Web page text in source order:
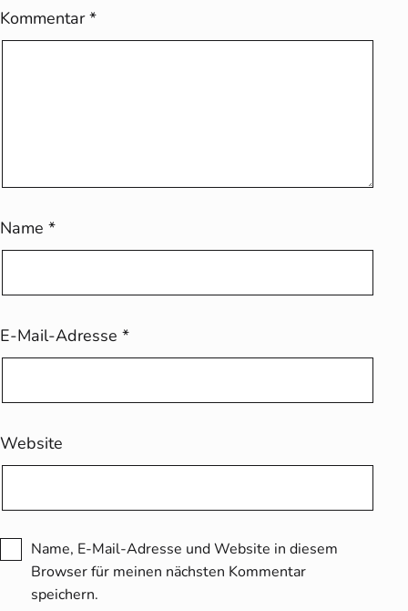
Kommentar*
Name *
E-Mail-Adresse *
Website
Name, E-Mail-Adresse und Website in diesem
Browser für meinen nächsten Kommentar
speichern.